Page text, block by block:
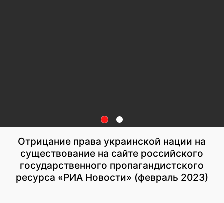
Отрицание права украинской нации на
существование на сайте российского
государственного пропагандистского
ресурса «РИА Новости» (февраль 2023)